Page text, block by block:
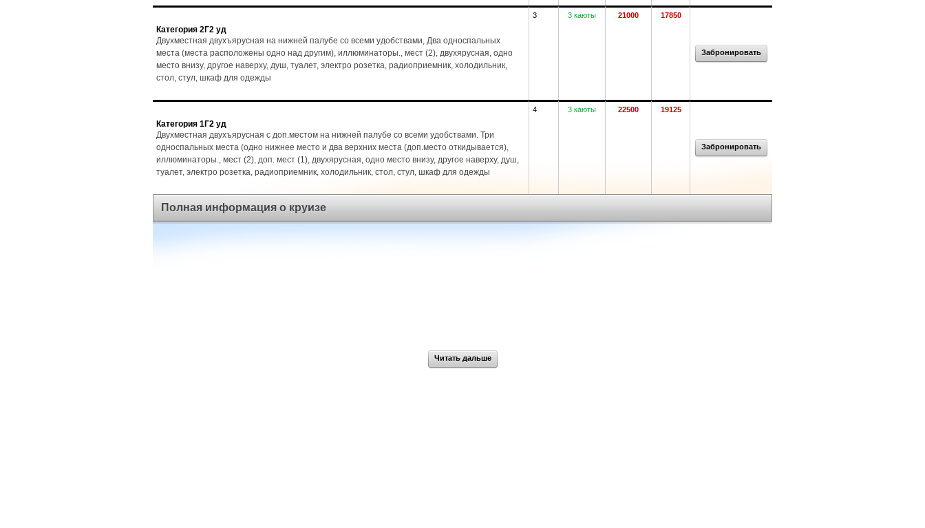
Категория 2Г2 уд
Двухместная двухъярусная на нижней палубе со всеми удобствами, Два односпальных
места (места расположены одно над другим), иллюминаторы., мест (2), двухярусная, одно
место внизу, другое наверху, душ, туалет, электро розетка, радиоприемник, холодильник,
стол, стул, шкаф для одежды
3 3 каюты 21000 17850
Забронировать
Категория 1Г2 уд
Двухместная двухъярусная с доп.местом на нижней палубе со всеми удобствами. Три
односпальных места (одно нижнее место и два верхних места (доп.место откидывается),
иллюминаторы., мест (2), доп. мест (1), двухярусная, одно место внизу, другое наверху, душ,
туалет, электро розетка, радиоприемник, холодильник, стол, стул, шкаф для одежды
4 3 каюты 22500 19125
Забронировать
Полная информация о круизе
Читать дальше